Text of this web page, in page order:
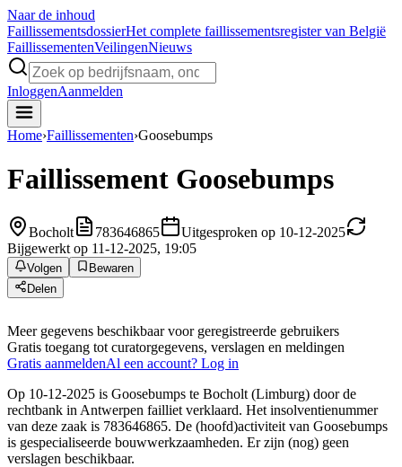
Naar de inhoud
FaillissementsdossierHet complete faillissementsregister van België
FaillissementenVeilingenNieuws
InloggenAanmelden
Home›Faillissementen›Goosebumps
Faillissement Goosebumps
Bocholt 783646865
Uitgesproken op 10-12-2025
Bijgewerkt op 11-12-2025, 19:05
Volgen
Bewaren
Delen
Meer gegevens beschikbaar voor geregistreerde gebruikers
Gratis toegang tot curatorgegevens, verslagen en meldingen
Gratis aanmeldenAl een account? Log in
Op 10-12-2025 is Goosebumps te Bocholt (Limburg) door de
rechtbank in Antwerpen failliet verklaard. Het insolventienummer
van deze zaak is 783646865. De (hoofd)activiteit van Goosebumps
is gespecialiseerde bouwwerkzaamheden. Er zijn (nog) geen
verslagen beschikbaar.